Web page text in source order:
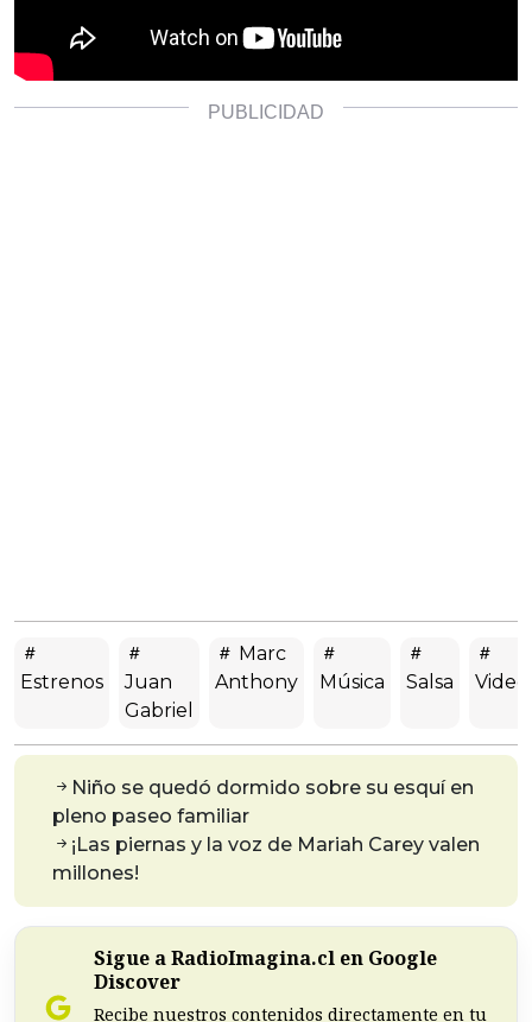
Estrenos
Juan
Gabriel
Marc
Anthony
Música Salsa
Niño se quedó dormido sobre su esquí en
pleno paseo familiar
¡Las piernas y la voz de Mariah Carey valen
millones!
Sigue a RadioImagina.cl en Google
Discover
Recibe nuestros contenidos directamente en tu